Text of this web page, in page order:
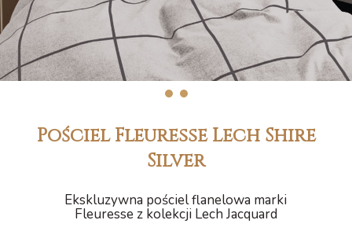
1 2
Pościel Fleuresse Lech Shire
Silver
Ekskluzywna pościel flanelowa marki
Fleuresse z kolekcji Lech Jacquard